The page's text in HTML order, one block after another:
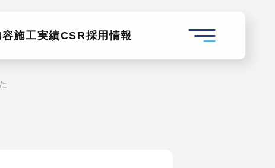
容施工実績CSR採用情報